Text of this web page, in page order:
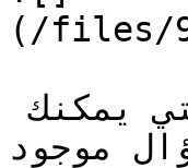
(/files/
سيفتح المعالج قائمة بجميع استبياناتك والتي يمكنك
موجود.